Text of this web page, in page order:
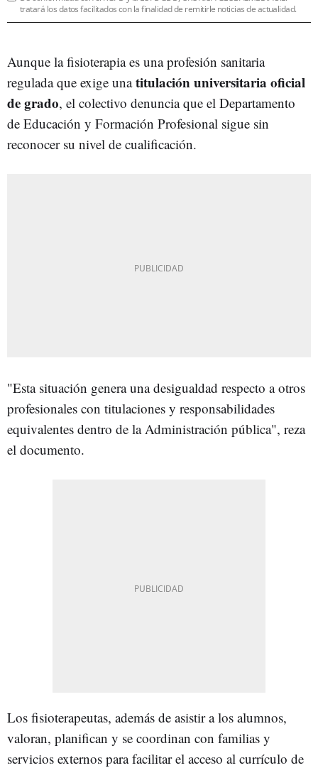
tratará los datos facilitados con la finalidad de remitirle noticias de actualidad.
Aunque la fisioterapia es una profesión sanitaria
regulada que exige unatitulación universitaria oficial
de grado, el colectivo denuncia que el Departamento
de Educación y Formación Profesional sigue sin
reconocer su nivel de cualificación.
"Esta situación genera una desigualdad respecto a otros
profesionales con titulaciones y responsabilidades
equivalentes dentro de la Administración pública", reza
el documento.
Los fisioterapeutas, además de asistir a los alumnos,
valoran, planifican y se coordinan con familias y
servicios externos para facilitar el acceso al currículo de